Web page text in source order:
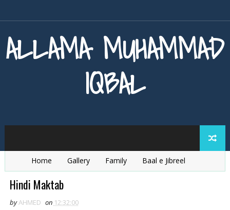
ALLAMA MUHAMMAD
IQBAL
Home Gallery Family
Baal e Jibreel
Zarb e Kaleem
Hindi Maktab
byAHMED on 12:32:00